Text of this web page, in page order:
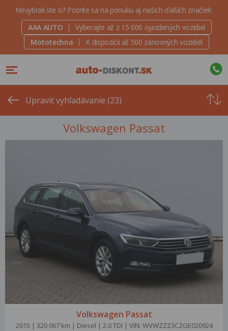
Nevybrali ste si? Pozrite sa na ponuku aj našich ďalších značiek:
AAA AUTO
Vyberajte až z 15 000 ojazdených vozidiel
Mototechna
K dispozícii až 500 zánovných vozidiel
Upraviť vyhľadávanie (23)
ceny
Volkswagen Passat
Volkswagen Passat
2015 | 320 067 km | Diesel | 2.0 TDI | VIN: WVWZZZ3CZGE020924